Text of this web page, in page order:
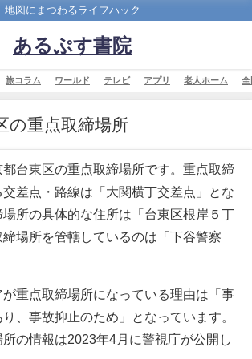
地図にまつわるライフハック
あるぷす書院
旅コラム ワールド テレビ アプリ 老人ホーム 全
の重点取締場所
台東区の重点取締場所です。重点取締
差点・路線は「大関横丁交差点」とな
場所の具体的な住所は「台東区根岸５丁
締場所を管轄しているのは「下谷警察
重点取締場所になっている理由は「事
、事故抑止のため」となっています。
の情報は2023年4月に警視庁が公開し